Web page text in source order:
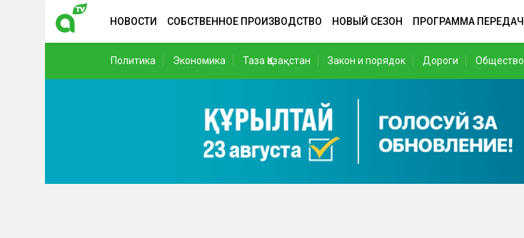
НОВОСТИ СОБСТВЕННОЕ ПРОИЗВОДСТВО НОВЫЙ СЕЗОН ПРОГРАММА ПЕРЕДАЧ
Политика Экономика Таза Қазақстан Закон и порядок Дороги Общество